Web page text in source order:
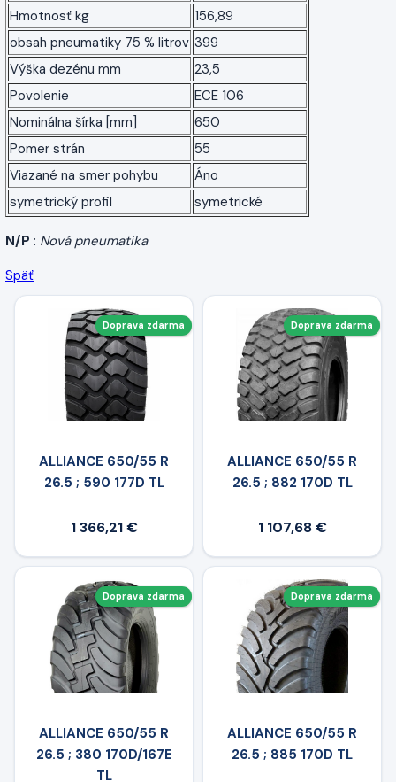
Hmotnosť kg
156,89
obsah pneumatiky 75 % litrov 399
Výška dezénu mm
23,5
Povolenie
ECE 106
Nominálna šírka [mm]
650
Pomer strán
55
Viazané na smer pohybu
Áno
symetrický profil
symetrické
N/P : Nová pneumatika
Späť
Doprava zdarma
ALLIANCE 650/55 R
26.5 ; 590 177D TL
1 366,21 €
Doprava zdarma
ALLIANCE 650/55 R
26.5 ; 882 170D TL
1 107,68 €
Doprava zdarma
ALLIANCE 650/55 R
26.5 ; 380 170D/167E
TL
Doprava zdarma
ALLIANCE 650/55 R
26.5 ; 885 170D TL